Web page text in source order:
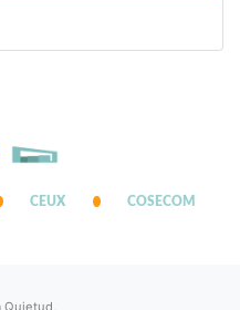
CEUX COSECOM
Quietud,